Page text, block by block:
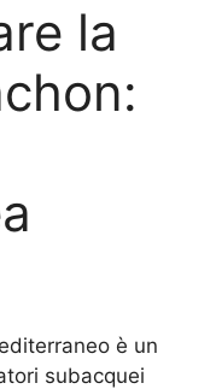
la
è un
subacquei